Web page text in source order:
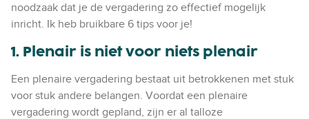
noodzaak dat je de vergadering zo effectief mogelijk
inricht. Ik heb bruikbare 6 tips voor je!
1. Plenair is niet voor niets plenair
Een plenaire vergadering bestaat uit betrokkenen met stuk
voor stuk andere belangen. Voordat een plenaire
vergadering wordt gepland, zijn er al talloze